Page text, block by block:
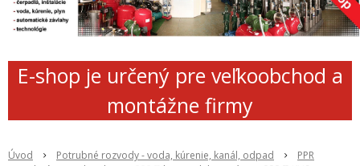
E-shop je určený pre veľkoobchod a
montážne firmy
Úvod Potrubné rozvody - voda, kúrenie, kanál, odpad
PPR